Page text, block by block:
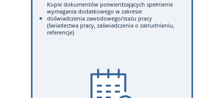
Kopie dokumentów potwierdzających spełnienie
wymagania dodatkowego w zakresie
doświadczenia zawodowego/stażu pracy
(świadectwa pracy, zaświadczenia o zatrudnieniu,
referencje)